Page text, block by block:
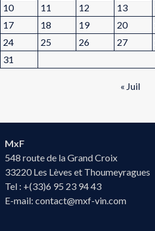
10
11 12 13
17
18 19 20
24
25 26 27
31
« Juil
MxF
548 route de la Grand Croix
33220 Les Lèves et Thoumeyragues
Tel : +(33)6 95 23 94 43
E-mail: contact@mxf-vin.com